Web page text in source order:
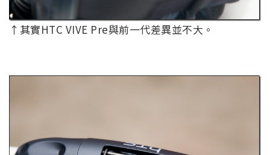
↑其實HTC VIVE Pre與前一代差異並不大。